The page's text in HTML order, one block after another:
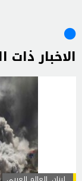
الاخبار ذات